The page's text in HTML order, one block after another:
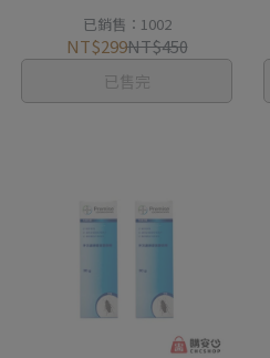
已銷售：1002
NT$299NT$450
已售完